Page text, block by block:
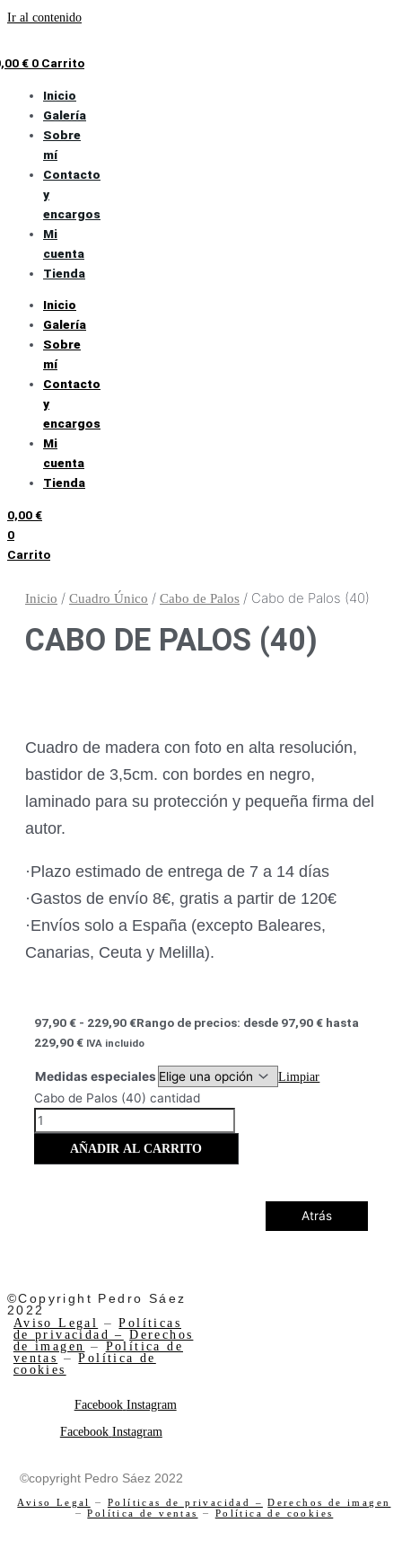
Ir al contenido
€ 0 Carrito
Inicio
Galería
Sobre
mí
Contacto
y
encargos
Mi
cuenta
Tienda
Inicio
Galería
Sobre
mí
Contacto
y
encargos
Mi
cuenta
Tienda
0,00€
0
Carrito
Inicio / Cuadro Único / Cabo de Palos / Cabo de Palos (40)
CABO DE PALOS (40)
Cuadro de madera con foto en alta resolución,
bastidor de 3,5cm. con bordes en negro,
laminado para su protección y pequeña firma del
autor.
·Plazo estimado de entrega de 7 a 14 días
·Gastos de envío 8€, gratis a partir de 120€
·Envíos solo a España (excepto Baleares,
Canarias, Ceuta y Melilla).
97,90€ - 229,90€Rango de precios: desde 97,90 € hasta
229,90 € IVA incluido
Medidas especiales Limpiar
Cabo de Palos (40) cantidad
AÑADIR AL CARRITO
Atrás
©Copyright Pedro Sáez
2022
Aviso Legal –Políticas
de privacidad –
Derechos
de imagen – Política de
ventas –Política de
cookies
Facebook Instagram
Facebook Instagram
©copyright Pedro Sáez 2022
Aviso Legal – Políticas de privacidad –
Derechos de imagen
–Política de ventas – Política de cookies